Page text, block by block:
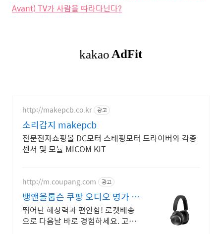
Avant) TV가 사람을 따라다닌다?
http://makepcb.co.kr 광고
소리감지 makepcb
전문전자쇼핑몰 DC모터 스태핑모터 드라이버와 각종
센서 및 모듈 MICOM KIT
http://m.coupang.com 광고
뱅앤올룹슨 쿠팡 오디오 명가 사
운드
뛰어난 해상력과 편안함! 로켓배송
으로 다음날 바로 경험하세요. 고민